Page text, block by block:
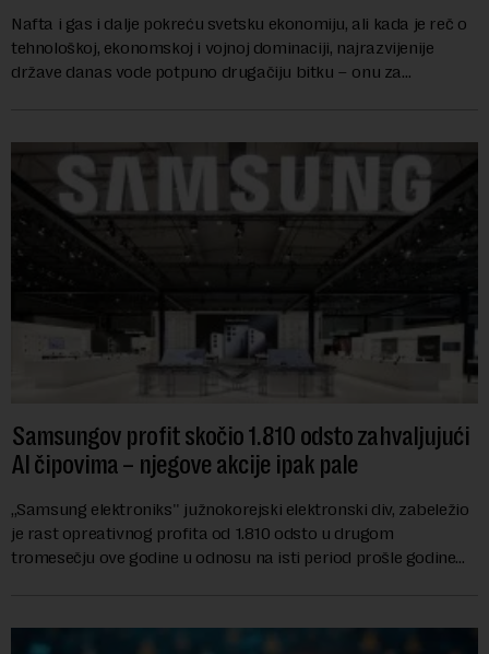
Nafta i gas i dalje pokreću svetsku ekonomiju, ali kada je reč o
tehnološkoj, ekonomskoj i vojnoj dominaciji, najrazvijenije
države danas vode potpuno drugačiju bitku – onu za
Samsungov profit skočio 1.810 odsto zahvaljujući
AI čipovima – njegove akcije ipak pale
,,Samsung elektroniks'' južnokorejski elektronski div, zabeležio
je rast opreativnog profita od 1.810 odsto u drugom
tromesečju ove godine u odnosu na isti period prošle godine